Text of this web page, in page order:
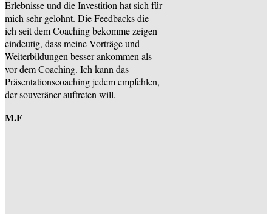
Erlebnisse und die Investition hat sich für
mich sehr gelohnt. Die Feedbacks die
ich seit dem Coaching bekomme zeigen
eindeutig, dass meine Vorträge und
Weiterbildungen besser ankommen als
vor dem Coaching. Ich kann das
Präsentationscoaching jedem empfehlen,
der souveräner auftreten will.
M.F